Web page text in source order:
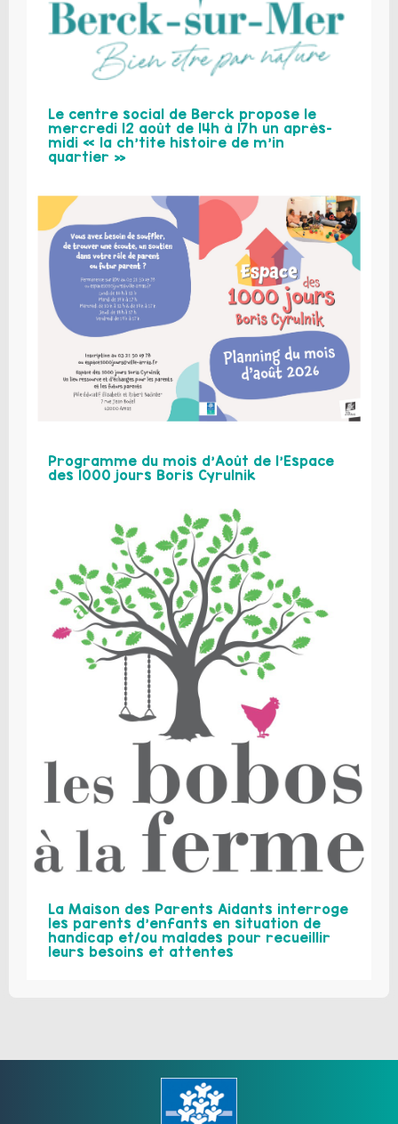
Le centre social de Berck propose le
mercredi 12 août de 14h à 17h un après-
midi « la ch’tite histoire de m’in
quartier »
Programme du mois d’Août de l’Espace
des 1000 jours Boris Cyrulnik
La Maison des Parents Aidants interroge
les parents d’enfants en situation de
handicap et/ou malades pour recueillir
leurs besoins et attentes